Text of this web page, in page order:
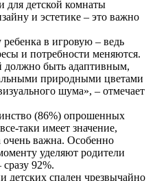
для детской комнаты
и эстетике – это важно
в игровую – ведь
и потребности меняются.
должно быть адаптивным,
природными цветами
шума», – отмечает
(86%) опрошенных
таки имеет значение,
очень важна. Особенно
уделяют родители
сразу 92%.
детских спален чрезвычайно